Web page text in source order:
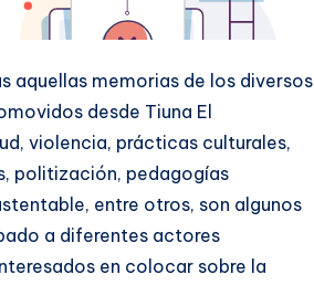
aquellas memorias de los diversos
desde Tiuna El
violencia, prácticas culturales,
politización, pedagogías
entre otros, son algunos
a diferentes actores
en colocar sobre la